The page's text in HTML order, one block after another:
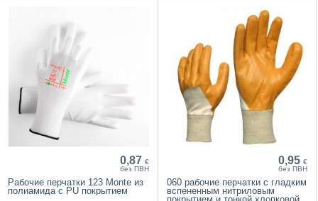
0,87 €
без ПВН
Рабочие перчатки 123 Monte из
полиамида с PU покрытием
0,95 €
без ПВН
060 рабочие перчатки с гладким
вспененным нитриловым